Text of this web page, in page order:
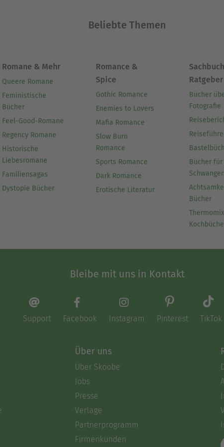
fast wie von selbst, als ich meine
vereinten.
die Möglichkeit, meine Leidenschaft für das
Lesern zu teilen. Es erfüllt mich mit Stolz
vieler Menschen gefunden haben und sie zum
Ausblenden
Beliebte Themen
Romane & Mehr
Queere Romane
Feministische
Bücher
Feel-Good-Romane
Regency Romane
Historische
Liebesromane
Familiensagas
Dystopie Bücher
Romance &
Spice
Gothic Romance
Enemies to Lovers
Mafia Romance
Slow Burn
Romance
Sports Romance
Dark Romance
Erotische Literatur
Ratgeber
Bücher
Fotografie
Bücher für
Bücher
Thermomix
Bleibe mit uns in Kontakt
Support Facebook Instagram Pinterest TikTok
Über uns
Über Skoobe
Jobs
Presse
Verlage
Partnerprogramm
Firmenkunden